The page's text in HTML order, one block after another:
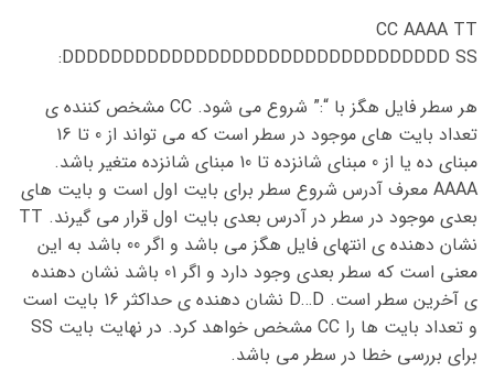
CC AAAA TT
DDDDDDDDDDDDDDDDDDDDDDDDDDDDDDDD SS:
هر سطر فایل هگز با “:” شروع می شود. CC مشخص کننده ی
تعداد بایت های موجود در سطر است که می تواند از 0 تا 16
مبنای ده یا از 0 مبنای شانزده تا 10 مبنای شانزده متغیر باشد.
AAAA معرف آدرس شروع سطر برای بایت اول است و بایت های
بعدی موجود در سطر در آدرس بعدی بایت اول قرار می گیرند. TT
نشان دهنده ی انتهای فایل هگز می باشد و اگر 00 باشد به این
معنی است که سطر بعدی وجود دارد و اگر 01 باشد نشان دهنده
ی آخرین سطر است. D…D نشان دهنده ی حداکثر 16 بایت است
و تعداد بایت ها را CC مشخص خواهد کرد. در نهایت بایت SS
برای بررسی خطا در سطر می باشد.